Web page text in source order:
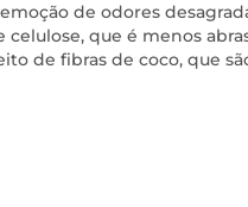
de odores
que é menos
de fibras de coco, que